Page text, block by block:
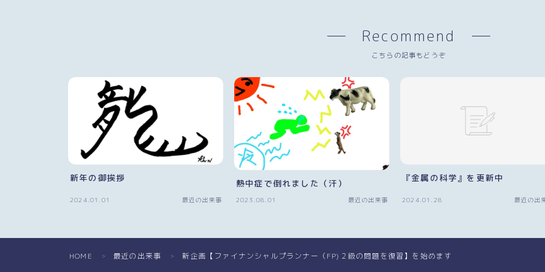
Recommend
こちらの記事もどうぞ
新年の御挨拶
2024.01.01 最近の出来事
熱中症で倒れました（汗）
2023.08.01 最近の出来事
『金属の科学』を更新中
2024.01.28 最近の出
HOME ＞ 最近の出来事 ＞ 新企画【ファイナンシャルプランナー（FP)２級の問題を復習】を始めます